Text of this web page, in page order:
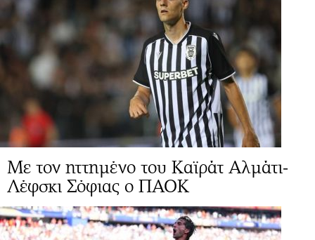
Με τον ηττημένο του Καϊράτ Αλμάτι-
Λέφσκι Σόφιας ο ΠΑΟΚ